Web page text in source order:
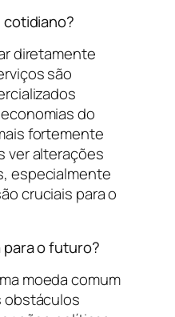
diretamente
são
do
fortemente
ver alterações
especialmente
cruciais para o
o futuro?
moeda comum
obstáculos